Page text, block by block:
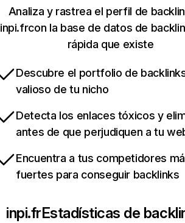
Analiza y rastrea el perfil de
inpi.frcon la base de datos de
rápida que existe
Descubre el portfolio de
valioso de tu nicho
Detecta los enlaces tóxicos y
antes de que perjudiquen a tu
Encuentra a tus competidores
fuertes para conseguir backlinks
inpi.frEstadísticas de